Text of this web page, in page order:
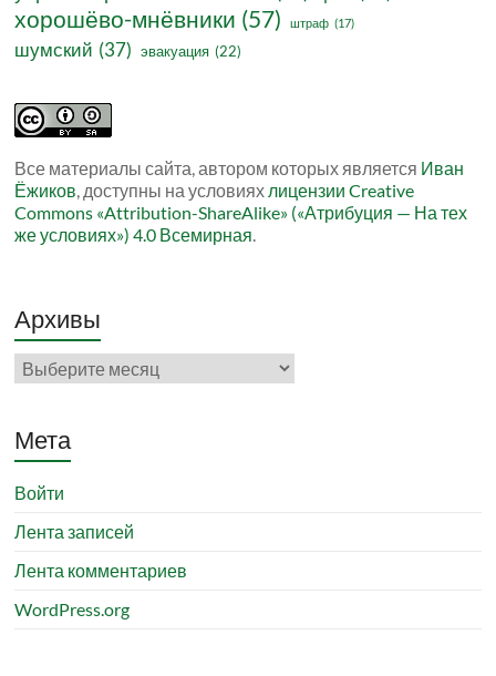
хорошёво-мнёвники (57) штраф (17)
шумский (37) эвакуация (22)
Все материалы сайта, автором которых является Иван
Ёжиков, доступны на условиях лицензии Creative
Commons «Attribution-ShareAlike» («Атрибуция — На тех
же условиях») 4.0 Всемирная.
Архивы
Архивы
Мета
Войти
Лента записей
Лента комментариев
WordPress.org